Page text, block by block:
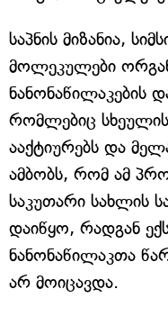
საპნის მიზანია,
მოლეკულები
ნანონაწილაკების
რომლებიც სხეულის
ააქტიურებს და
ამბობს, რომ ამ
საკუთარი სახლის
დაიწყო, რადგან
ნანონაწილაკთა
არ მოიცავდა.